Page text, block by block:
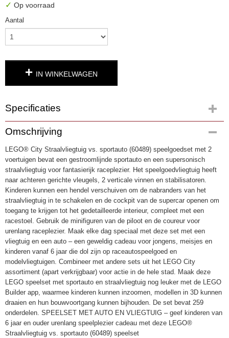
✓ Op voorraad
Aantal
IN WINKELWAGEN
Specificaties
Productcode
4968
EAN code
5702018056820
Omschrijving
LEGO® City Straalvliegtuig vs. sportauto (60489) speelgoedset met 2
voertuigen bevat een gestroomlijnde sportauto en een supersonisch
straalvliegtuig voor fantasierijk raceplezier. Het speelgoedvliegtuig heeft
naar achteren gerichte vleugels, 2 verticale vinnen en stabilisatoren.
Kinderen kunnen een hendel verschuiven om de nabranders van het
straalvliegtuig in te schakelen en de cockpit van de supercar openen om
toegang te krijgen tot het gedetailleerde interieur, compleet met een
racestoel. Gebruik de minifiguren van de piloot en de coureur voor
urenlang raceplezier. Maak elke dag speciaal met deze set met een
vliegtuig en een auto – een geweldig cadeau voor jongens, meisjes en
kinderen vanaf 6 jaar die dol zijn op raceautospeelgoed en
modelvliegtuigen. Combineer met andere sets uit het LEGO City
assortiment (apart verkrijgbaar) voor actie in de hele stad. Maak deze
LEGO speelset met sportauto en straalvliegtuig nog leuker met de LEGO
Builder app, waarmee kinderen kunnen inzoomen, modellen in 3D kunnen
draaien en hun bouwvoortgang kunnen bijhouden. De set bevat 259
onderdelen. SPEELSET MET AUTO EN VLIEGTUIG – geef kinderen van
6 jaar en ouder urenlang speelplezier cadeau met deze LEGO®
Straalvliegtuig vs. sportauto (60489) speelset